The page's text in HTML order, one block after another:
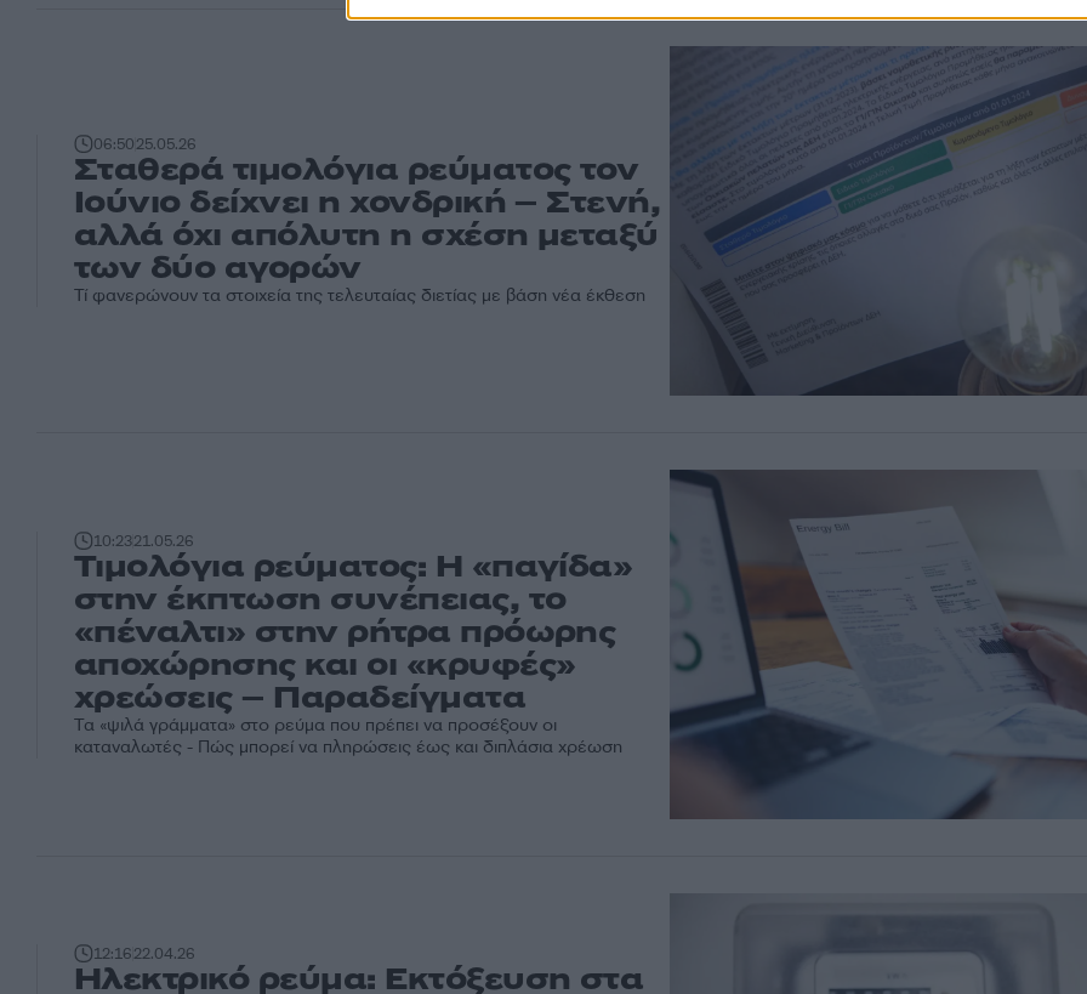
06:5025.05.26
Σταθερά τιμολόγια ρεύματος τον
Ιούνιο δείχνει η χονδρική – Στενή,
αλλά όχι απόλυτη η σχέση μεταξύ
των δύο αγορών
Τί φανερώνουν τα στοιχεία της τελευταίας διετίας με βάση νέα έκθεση
10:2321.05.26
Τιμολόγια ρεύματος: Η «παγίδα»
στην έκπτωση συνέπειας, το
«πέναλτι» στην ρήτρα πρόωρης
αποχώρησης και οι «κρυφές»
χρεώσεις – Παραδείγματα
Τα «ψιλά γράμματα» στο ρεύμα που πρέπει να προσέξουν οι
καταναλωτές - Πώς μπορεί να πληρώσεις έως και διπλάσια χρέωση
12:1622.04.26
Ηλεκτρικό ρεύμα: Εκτόξευση στα